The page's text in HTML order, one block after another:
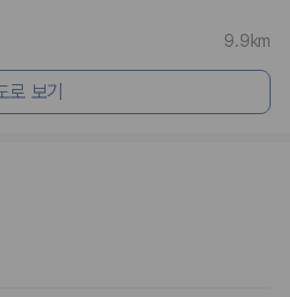
행에 적합하며 인원수, 짐 공간, 보
.
해야 진짜 가격비교입
실제 부담 금액이 달라질 수 있습니
라 일반자차, 완전자차, 슈퍼자차 조
.
액의 면책금이 발생할 수 있습니다.
9.9km
로 보기